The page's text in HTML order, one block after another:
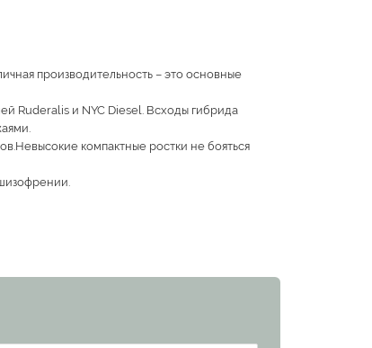
производительность – это основные
Ruderalis и NYC Diesel. Всходы гибрида
компактные ростки не бояться